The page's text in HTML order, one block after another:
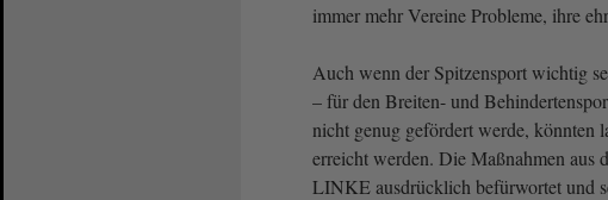
immer mehr Vereine Probleme, ihre
Auch wenn der Spitzensport wichtig
– für den Breiten- und
nicht genug gefördert werde, könnten
erreicht werden. Die Maßnahmen aus
LINKE ausdrücklich befürwortet und